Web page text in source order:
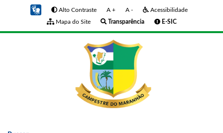
Alto Contraste A + A -
Acessibilidade
Mapa do Site
Transparência E-SIC